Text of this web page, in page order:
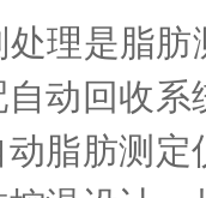
理是脂
动回收
脂肪测定